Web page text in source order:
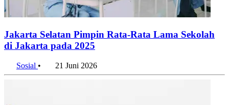
Jakarta Selatan Pimpin Rata-Rata Lama Sekolah
di Jakarta pada 2025
Sosial • 21 Juni 2026